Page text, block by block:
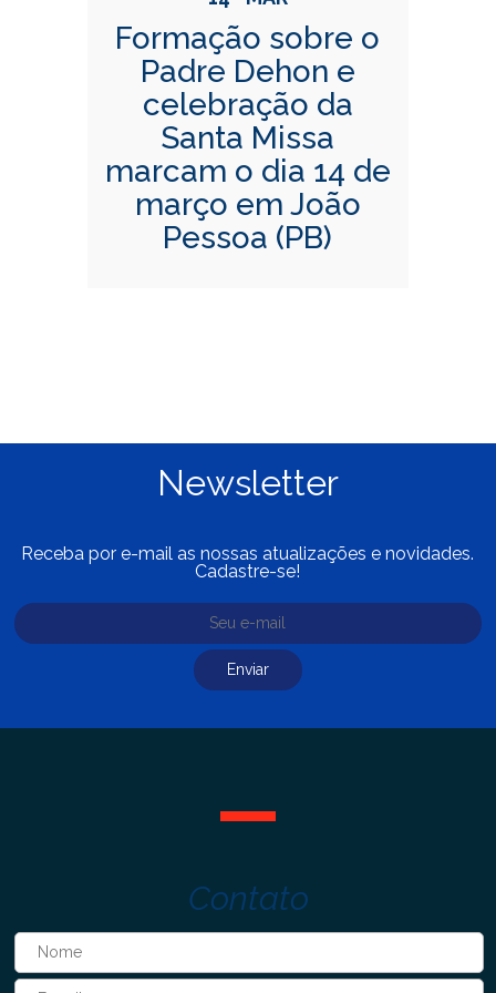
Formação sobre o
Padre Dehon e
celebração da
Santa Missa
marcam o dia 14 de
março em João
Pessoa (PB)
Newsletter
Receba por e-mail as nossas atualizações e novidades.
Cadastre-se!
Contato